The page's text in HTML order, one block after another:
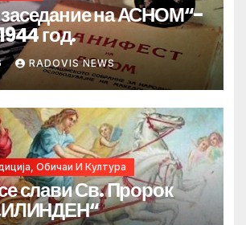
на АСНОМ“-
год.
RADOVIS NEWS
Обичаи И Култура
слави Св. Пророк